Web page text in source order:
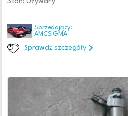
Stan: Używany
Sprzedający:
AMCSIGMA
Sprawdź szczegóły